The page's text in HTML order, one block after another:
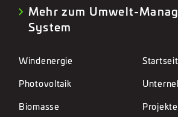
Mehr zum Umwelt-
System
Windenergie
Photovoltaik
Biomasse
Projekte